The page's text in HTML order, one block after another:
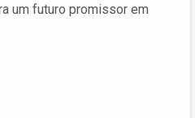
um futuro promissor em